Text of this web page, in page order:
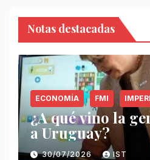
Notas destacadas
ECONOMÍA FMI
¿A qué vino la
a Uruguay?
30/07/2026 IST